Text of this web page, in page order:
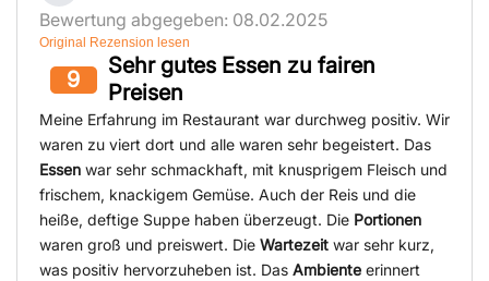
Bewertung abgegeben: 08.02.2025
Original Rezension lesen
9
Sehr gutes Essen zu fairen
Preisen
Meine Erfahrung im Restaurant war durchweg positiv. Wir
waren zu viert dort und alle waren sehr begeistert. Das
Essen war sehr schmackhaft, mit knusprigem Fleisch und
frischem, knackigem Gemüse. Auch der Reis und die
heiße, deftige Suppe haben überzeugt. Die Portionen
waren groß und preiswert. Die Wartezeit war sehr kurz,
was positiv hervorzuheben ist. Das Ambiente erinnert